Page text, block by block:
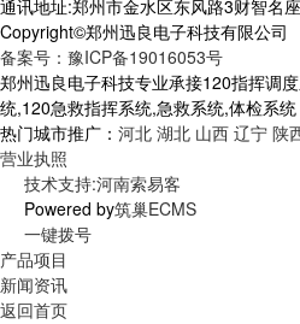
通讯地址:郑州市金水区东风路3财智名座
Copyright©郑州迅良电子科技有限公司
备案号：豫ICP备19016053号
郑州迅良电子科技专业承接120指挥调
统,120急救指挥系统,急救系统,体检系统
热门城市推广： 河北 湖北 山西 辽宁 陕
营业执照
技术支持:河南索易客
Powered by筑巢ECMS
一键拨号
产品项目
新闻资讯
返回首页